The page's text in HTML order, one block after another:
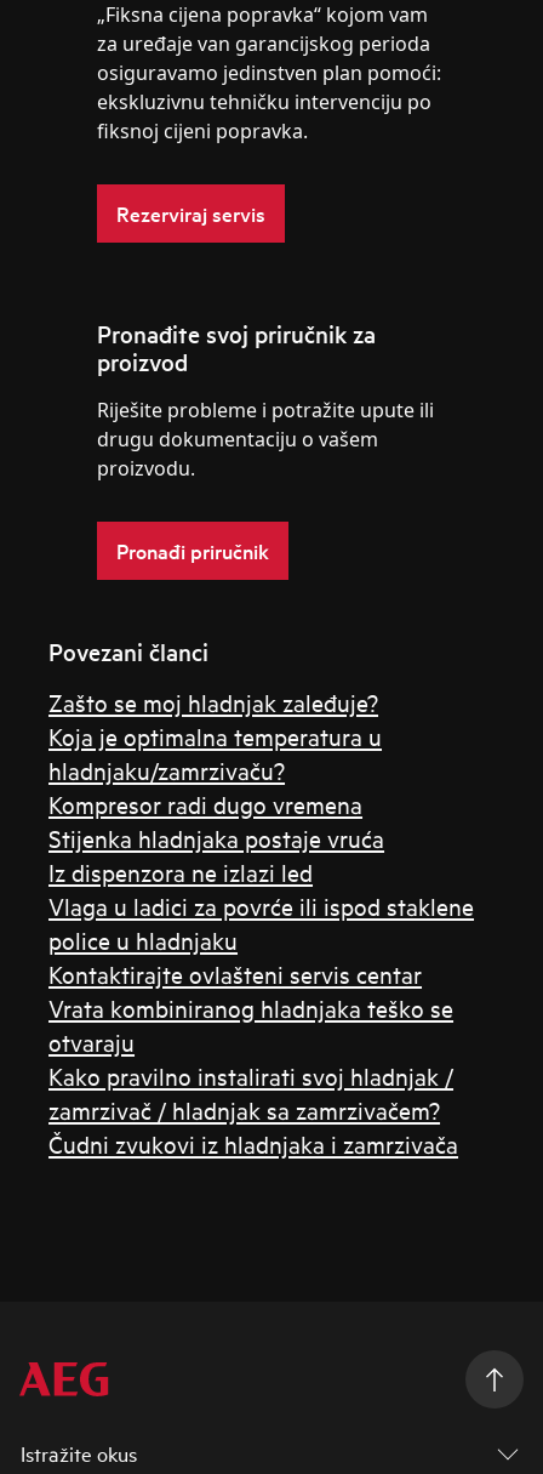
„Fiksna cijena popravka“ kojom vam
za uređaje van garancijskog perioda
osiguravamo jedinstven plan pomoći:
ekskluzivnu tehničku intervenciju po
fiksnoj cijeni popravka.
Rezerviraj servis
Pronađite svoj priručnik za
proizvod
Riješite probleme i potražite upute ili
drugu dokumentaciju o vašem
proizvodu.
Pronađi priručnik
Povezani članci
Zašto se moj hladnjak zaleđuje?
Koja je optimalna temperatura u
hladnjaku/zamrzivaču?
Kompresor radi dugo vremena
Stijenka hladnjaka postaje vruća
Iz dispenzora ne izlazi led
Vlaga u ladici za povrće ili ispod staklene
police u hladnjaku
Kontaktirajte ovlašteni servis centar
Vrata kombiniranog hladnjaka teško se
otvaraju
Kako pravilno instalirati svoj hladnjak /
zamrzivač / hladnjak sa zamrzivačem?
Čudni zvukovi iz hladnjaka i zamrzivača
Istražite okus